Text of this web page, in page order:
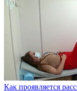
Как проявляется